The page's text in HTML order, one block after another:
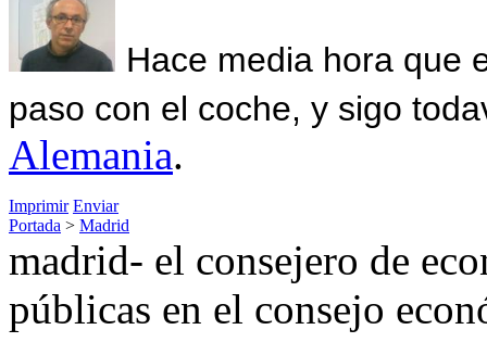
Hace media hora que
paso con el coche, y sigo
Alemania.
Imprimir Enviar
Portada > Madrid
madrid- el consejero de
públicas en el consejo